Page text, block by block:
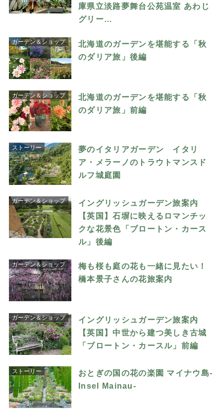
庫県立淡路夢舞台公苑温室 あわじ
グリー…
ガーデン＆ショップ
北海道のガーデンを堪能する「秋
のダリア旅」後編
ガーデン＆ショップ
北海道のガーデンを堪能する「秋
のダリア旅」前編
ストーリー
夢のイタリアガーデン イタリ
ア・メラーノのトラウトマンスド
ルフ城庭園
ガーデン＆ショップ
イングリッシュガーデン旅案内
【英国】石塀に映えるロマンチッ
クな花景色「ブロートン・カース
ル」後編
ガーデン＆ショップ
梅も桜も庭の花も一緒に見たい！
橋本景子さんの花旅案内
ガーデン＆ショップ
イングリッシュガーデン旅案内
【英国】中世から建つ美しき古城
「ブロートン・カースル」前編
ストーリー
おとぎの国の花の楽園 マイナウ島-
Insel Mainau-